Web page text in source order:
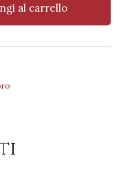
al carrello